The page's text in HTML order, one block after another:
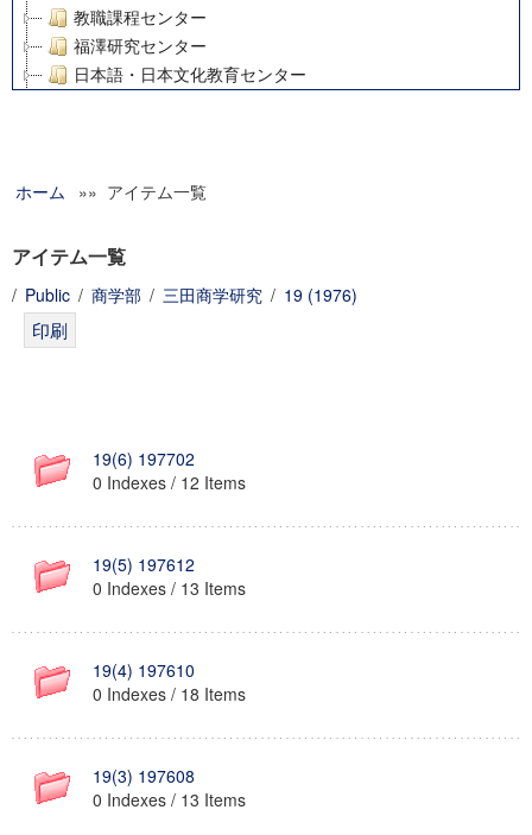
教職課程センター
福澤研究センター
日本語・日本文化教育センター
グローバルリサーチインスティテュート
科学研究費補助金研究成果報告書
慶應義塾大学グローバルCOEプログラム市民社会ガバナンス
ホーム »» アイテム一覧
アイテム一覧
/ Public / 商学部 / 三田商学研究 / 19 (1976)
19(6) 197702
0 Indexes / 12 Items
19(5) 197612
0 Indexes / 13 Items
19(4) 197610
0 Indexes / 18 Items
19(3) 197608
0 Indexes / 13 Items